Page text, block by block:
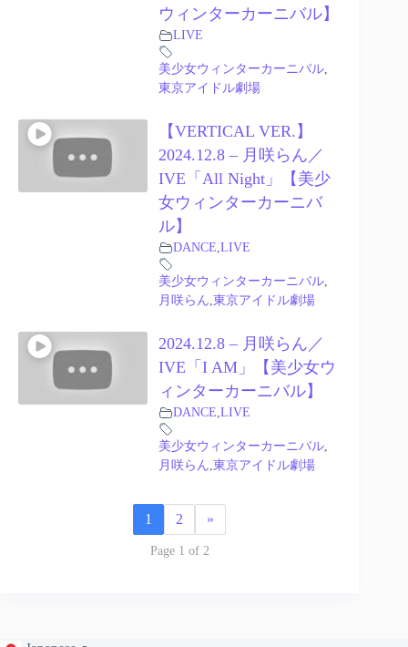
ウィンターカーニバル】
LIVE
美少女ウィンターカーニバル,
東京アイドル劇場
【VERTICAL VER.】
2024.12.8 – 月咲らん／
IVE「All Night」【美少
女ウィンターカーニバ
ル】
DANCE LIVE
美少女ウィンターカーニバル,
月咲らん 東京アイドル劇場
2024.12.8 – 月咲らん／
IVE「I AM」【美少女ウ
ィンターカーニバル】
DANCE LIVE
美少女ウィンターカーニバル,
月咲らん 東京アイドル劇場
1 2 »
Page 1 of 2